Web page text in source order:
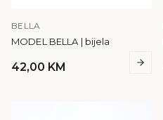
BELLA
MODEL BELLA | bijela
42,00 KM